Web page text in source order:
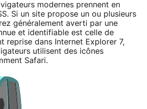
modernes prennent en
Si un site propose un ou plusieurs
généralement averti par une
et identifiable est celle de
reprise dans Internet Explorer 7,
utilisent des icônes
Safari.